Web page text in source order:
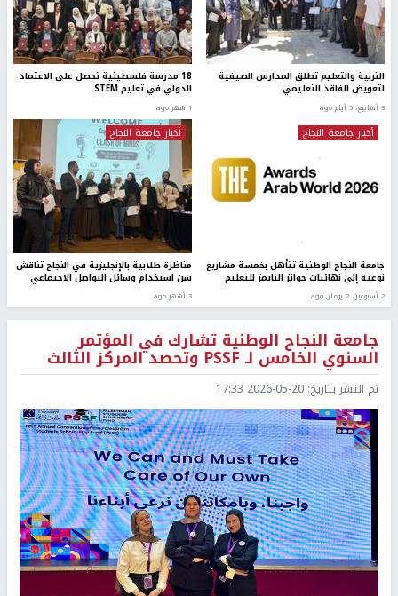
التربية والتعليم تطلق المدارس الصيفية
لتعويض الفاقد التعليمي
3 أسابيع، 5 أيام ago
18 مدرسة فلسطينية تحصل على الاعتماد
الدولي في تعليم STEM
1 شهر ago
أخبار جامعة النجاح
جامعة النجاح الوطنية تتأهل بخمسة مشاريع
نوعية إلى نهائيات جوائز التايمز للتعليم
2 أسبوعين، 2 يومان ago
أخبار جامعة النجاح
مناظرة طلابية بالإنجليزية في النجاح تناقش
سن استخدام وسائل التواصل الاجتماعي
3 أشهر ago
جامعة النجاح الوطنية تشارك في المؤتمر
السنوي الخامس لـ PSSF وتحصد المركز الثالث
تم النشر بتاريخ: 2026-05-20 17:33